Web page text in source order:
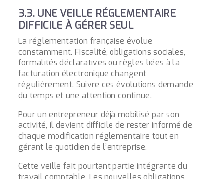
3.3. UNE VEILLE RÉGLEMENTAIRE
DIFFICILE À GÉRER SEUL
La réglementation française évolue
constamment. Fiscalité, obligations sociales,
formalités déclaratives ou règles liées à la
facturation électronique changent
régulièrement. Suivre ces évolutions demande
du temps et une attention continue.
Pour un entrepreneur déjà mobilisé par son
activité, il devient difficile de rester informé de
chaque modification réglementaire tout en
gérant le quotidien de l’entreprise.
Cette veille fait pourtant partie intégrante du
travail comptable. Les nouvelles obligations